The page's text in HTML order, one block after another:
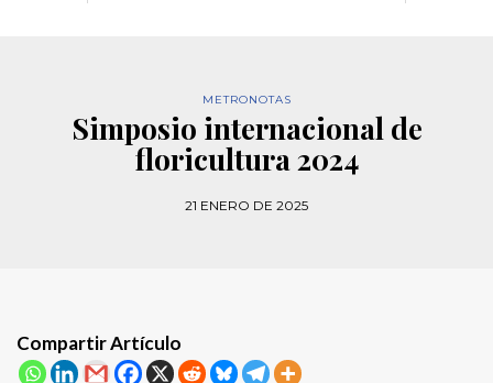
METRONOTAS
Simposio internacional de
floricultura 2024
21 ENERO DE 2025
Compartir Artículo